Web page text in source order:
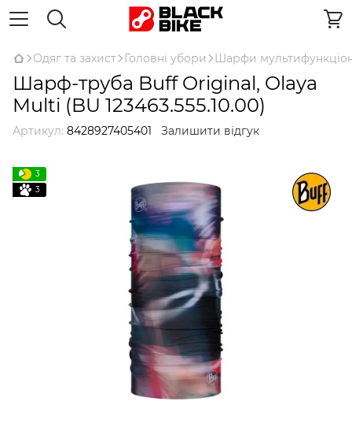
Одяг та захист Головні убори Шарфи
Шарф-труба Buff Original, Olaya
Multi (BU 123463.555.10.00)
Артикул: 8428927405401 Залишити відгук
3
3